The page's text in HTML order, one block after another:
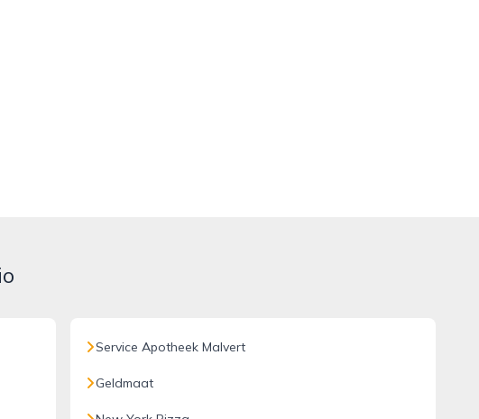
Service Apotheek Malvert
Geldmaat